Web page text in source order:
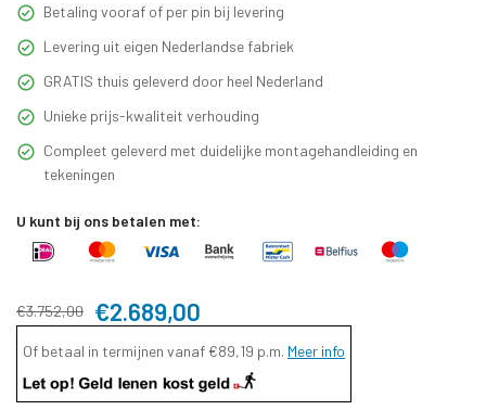
Betaling vooraf of per pin bij levering
Levering uit eigen Nederlandse fabriek
GRATIS thuis geleverd door heel Nederland
Unieke prijs-kwaliteit verhouding
Compleet geleverd met duidelijke montagehandleiding en
tekeningen
U kunt bij ons betalen met:
€3.752,00 €2.689,00
Of betaal in termijnen vanaf €89,19 p.m. Meer info